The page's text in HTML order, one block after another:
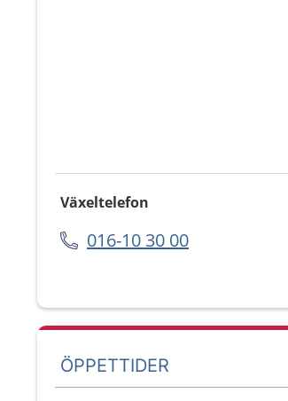
Växeltelefon
016-10 30 00
ÖPPETTIDER